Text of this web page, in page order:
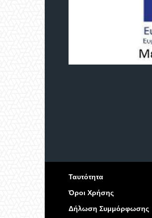
Ταυτότητα
Όροι Χρήσης
Δήλωση Συμμόρφωσης